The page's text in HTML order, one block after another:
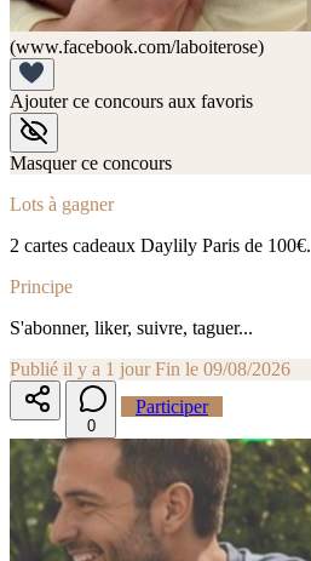
(www.facebook.com/laboiterose)
Ajouter ce concours aux favoris
Masquer ce concours
Lots à gagner
2 cartes cadeaux Daylily Paris de 100€.
Principe
S'abonner, liker, suivre, taguer...
Publié il y a 1 jour Fin le 09/08/2026
0
Participer